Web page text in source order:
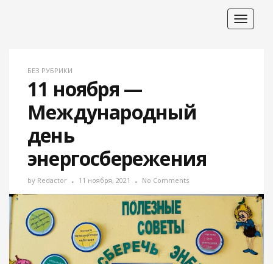
Toggle
БЕЗ РУБРИКИ
11 ноября —
Международный
день
энергосбережения
by Redactor 11 ноября, 2021 No Comments